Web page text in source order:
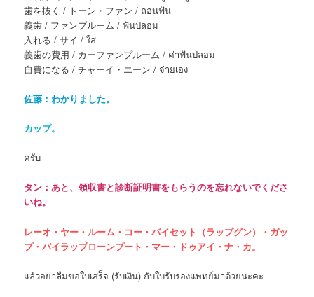
歯を抜く / トーン・ファン / ถอนฟัน
義歯 / ファンプルーム / ฟันปลอม
入れる / サイ / ใส่
義歯の費用 / カーファンプルーム / ค่าฟันปลอม
自費になる / チャーイ・エーン / จ่ายเอง
佐藤：わかりました。
カップ。
ครับ
タン：あと、領収書と診断証明書をもらうのを忘れないでくださ
いね。
レーオ・ヤー・ルーム・コー・バイセット（ラップグン）・ガッ
プ・バイラップローンプート・マー・ドゥアイ・ナ・カ。
แล้วอย่าลืมขอใบเสร็จ (รับเงิน) กับใบรับรองแพทย์มาด้วยนะคะ